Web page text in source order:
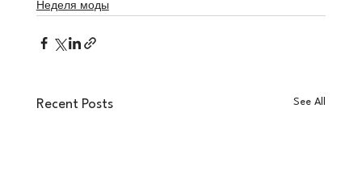
Неделя моды
Recent Posts See All